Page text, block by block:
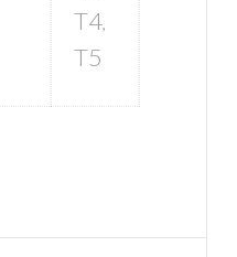
T4,
T5